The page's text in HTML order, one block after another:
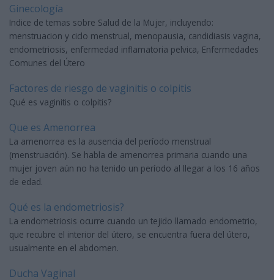
Ginecología
Indice de temas sobre Salud de la Mujer, incluyendo:
menstruacion y ciclo menstrual, menopausia, candidiasis vagina,
endometriosis, enfermedad inflamatoria pelvica, Enfermedades
Comunes del Útero
Factores de riesgo de vaginitis o colpitis
Qué es vaginitis o colpitis?
Que es Amenorrea
La amenorrea es la ausencia del período menstrual
(menstruación). Se habla de amenorrea primaria cuando una
mujer joven aún no ha tenido un período al llegar a los 16 años
de edad.
Qué es la endometriosis?
La endometriosis ocurre cuando un tejido llamado endometrio,
que recubre el interior del útero, se encuentra fuera del útero,
usualmente en el abdomen.
Ducha Vaginal